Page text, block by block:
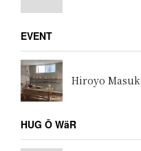
EVENT
Hiroyo
HUG Ō WäR